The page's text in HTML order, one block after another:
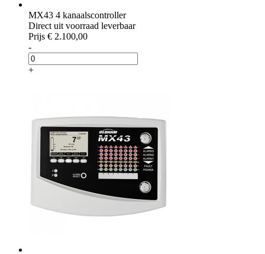
MX43 4 kanaalscontroller
Direct uit voorraad leverbaar
Prijs € 2.100,00
-
+